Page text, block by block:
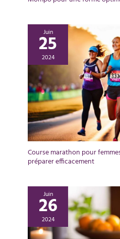
Juin
25
2024
Course marathon pour
préparer efficacement
Juin
26
2024